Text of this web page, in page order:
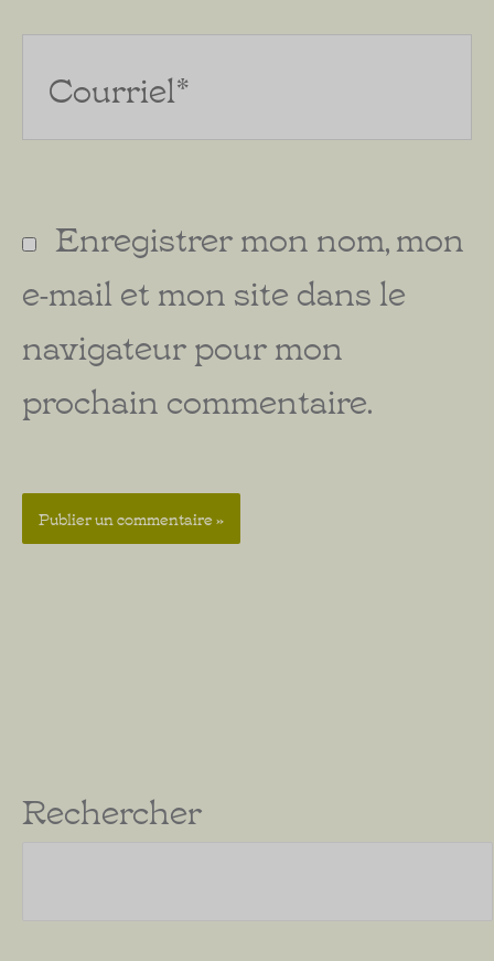
Enregistrer mon nom, mon
e-mail et mon site dans le
navigateur pour mon
prochain commentaire.
Rechercher